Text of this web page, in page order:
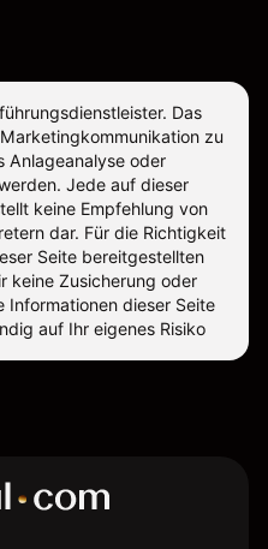
Das
zu
Anlageanalyse oder
Jede auf dieser
keine Empfehlung von
dar. Für die Richtigkeit
Seite bereitgestellten
keine Zusicherung oder
Informationen dieser Seite
auf Ihr eigenes Risiko